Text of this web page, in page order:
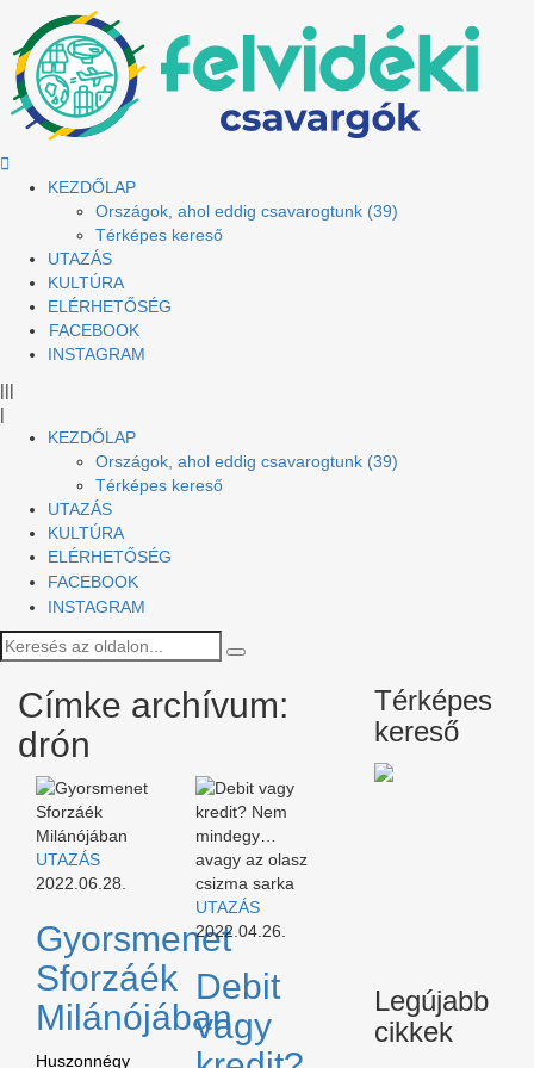
KEZDŐLAP
Országok, ahol eddig csavarogtunk (39)
Térképes kereső
UTAZÁS
KULTÚRA
ELÉRHETŐSÉG
FACEBOOK
INSTAGRAM
|||
|
KEZDŐLAP
Országok, ahol eddig csavarogtunk (39)
Térképes kereső
UTAZÁS
KULTÚRA
ELÉRHETŐSÉG
FACEBOOK
INSTAGRAM
Címke archívum:
drón
UTAZÁS
2022.06.28.
Gyorsmenet
Sforzáék
Milánójában
Huszonnégy
UTAZÁS
2022.04.26.
Debit
vagy
Térképes
kereső
Legújabb
cikkek